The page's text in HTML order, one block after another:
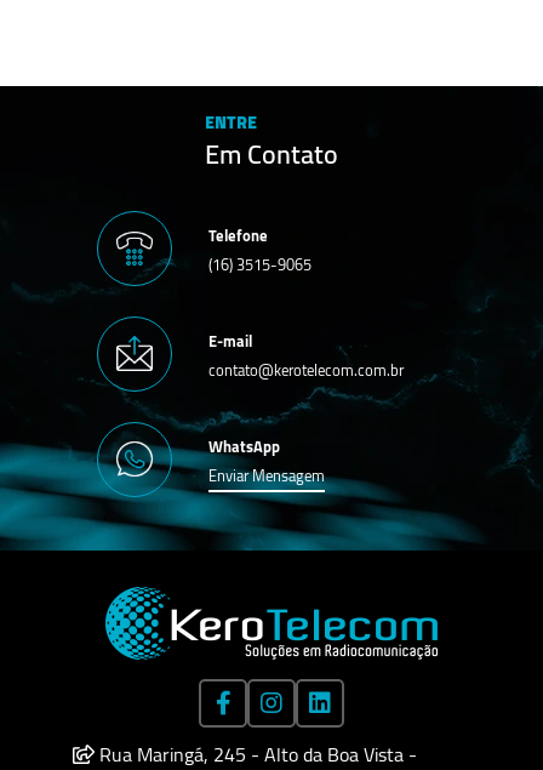
ENTRE
Em Contato
Telefone
(16) 3515-9065
E-mail
contato@kerotelecom.com.br
WhatsApp
Enviar Mensagem
Rua Maringá, 245 - Alto da Boa Vista -